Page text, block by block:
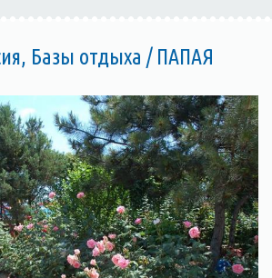
Базы отдыха / ПАПАЯ